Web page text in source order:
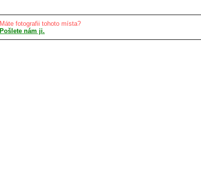
Máte fotografii tohoto místa?
Pošlete nám ji.